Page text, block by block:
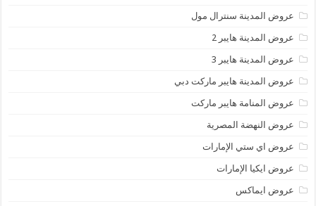
عروض المدينة سنترال مول
عروض المدينة هايبر 2
عروض المدينة هايبر 3
عروض المدينة هايبر ماركت دبي
عروض المنامة هايبر ماركت
عروض النهضة المصرية
عروض اي ستي الإمارات
عروض ايكيا الإمارات
عروض ايماكس